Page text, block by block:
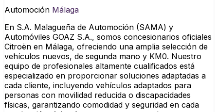
Automoción Málaga
En S.A. Malagueña de Automoción (SAMA) y
Automóviles GOAZ S.A., somos concesionarios oficiales
Citroën en Málaga, ofreciendo una amplia selección de
vehículos nuevos, de segunda mano y KM0. Nuestro
equipo de profesionales altamente cualificados está
especializado en proporcionar soluciones adaptadas a
cada cliente, incluyendo vehículos adaptados para
personas con movilidad reducida o discapacidades
físicas, garantizando comodidad y seguridad en cada